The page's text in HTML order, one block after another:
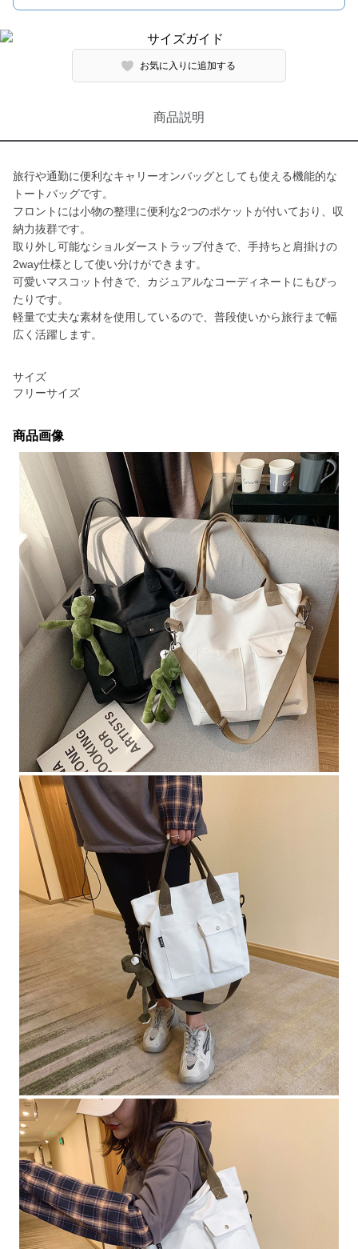
お気に入りに追加する
商品説明
旅行や通勤に便利なキャリーオンバッグとしても使える機能的な
トートバッグです。
フロントには小物の整理に便利な2つのポケットが付いており、収
納力抜群です。
取り外し可能なショルダーストラップ付きで、手持ちと肩掛けの
2way仕様として使い分けができます。
可愛いマスコット付きで、カジュアルなコーディネートにもぴっ
たりです。
軽量で丈夫な素材を使用しているので、普段使いから旅行まで幅
広く活躍します。
サイズ
フリーサイズ
商品画像